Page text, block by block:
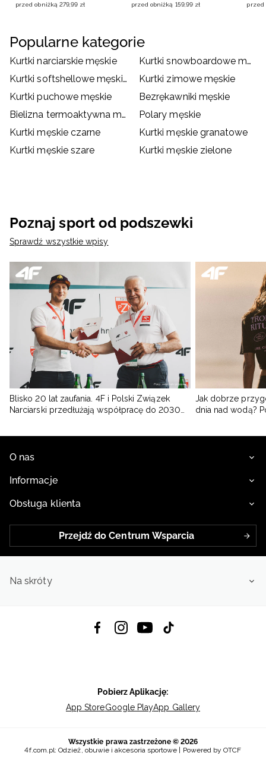
przed obniżką 279,99 zł
przed obniżką 159,99 zł
przed
Popularne kategorie
Kurtki narciarskie męskie
Kurtki snowboardowe męskie
Kurtki softshellowe męskie
Kurtki zimowe męskie
Kurtki puchowe męskie
Bezrękawniki męskie
Bielizna termoaktywna męska
Polary męskie
Kurtki męskie czarne
Kurtki męskie granatowe
Kurtki męskie szare
Kurtki męskie zielone
Poznaj sport od podszewki
Sprawdź wszystkie wpisy
Blisko 20 lat zaufania. 4F i Polski Związek
Narciarski przedłużają współpracę do 2030
Jak dobrze
dnia nad wodą?
O nas
Informacje
Obsługa klienta
Przejdź do Centrum Wsparcia
Na skróty
Pobierz Aplikację:
App StoreGoogle PlayApp Gallery
Wszystkie prawa zastrzeżone © 2026
4f.com.pl: Odzież, obuwie i akcesoria sportowe | Powered by OTCF